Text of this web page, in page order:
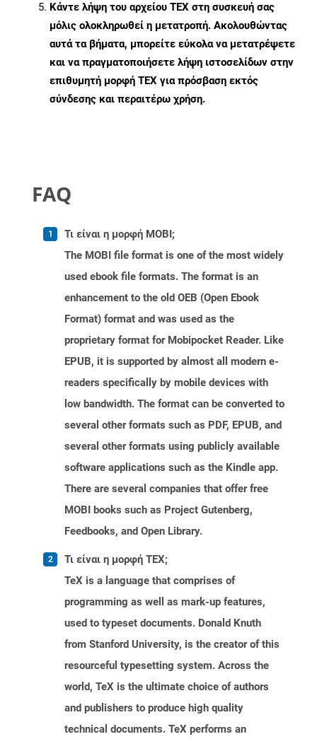
Κάντε λήψη του αρχείου TEX στη συσκευή σας
μόλις ολοκληρωθεί η μετατροπή. Ακολουθώντας
αυτά τα βήματα, μπορείτε εύκολα να μετατρέψετε
και να πραγματοποιήσετε λήψη ιστοσελίδων στην
επιθυμητή μορφή TEX για πρόσβαση εκτός
σύνδεσης και περαιτέρω χρήση.
FAQ
Τι είναι η μορφή MOBI;
The MOBI file format is one of the most widely
used ebook file formats. The format is an
enhancement to the old OEB (Open Ebook
Format) format and was used as the
proprietary format for Mobipocket Reader. Like
EPUB, it is supported by almost all modern e-
readers specifically by mobile devices with
low bandwidth. The format can be converted to
several other formats such as PDF, EPUB, and
several other formats using publicly available
software applications such as the Kindle app.
There are several companies that offer free
MOBI books such as Project Gutenberg,
Feedbooks, and Open Library.
Τι είναι η μορφή TEX;
TeX is a language that comprises of
programming as well as mark-up features,
used to typeset documents. Donald Knuth
from Stanford University, is the creator of this
resourceful typesetting system. Across the
world, TeX is the ultimate choice of authors
and publishers to produce high quality
technical documents. TeX performs an